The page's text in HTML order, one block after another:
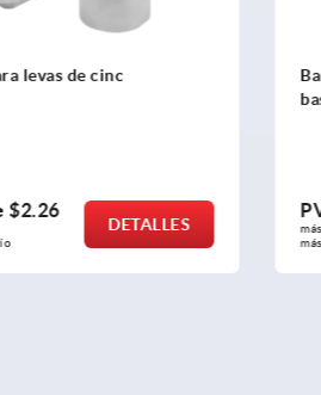
de acero para palancas
$11.53
DETALLES